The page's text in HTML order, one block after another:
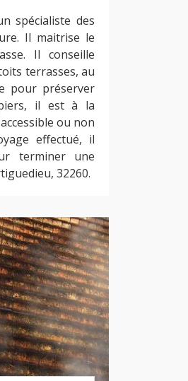
spécialiste des
Il maitrise le
Il conseille
terrasses, au
pour préserver
il est à la
ou non
effectué, il
terminer une
32260.